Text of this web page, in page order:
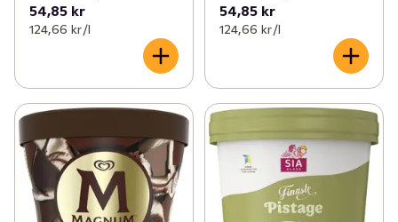
54,85 kr
124,66 kr /l
54,85 kr
124,66 kr /l